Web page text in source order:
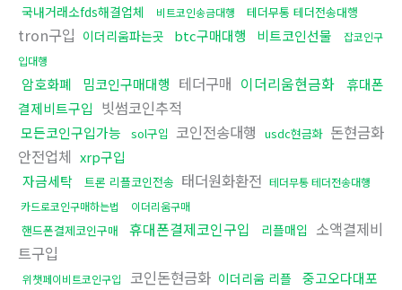
국내거래소fds해결업체 비트코인송금대행 테더무통 테더전송대행
tron구입 이더리움파는곳 btc구매대행 비트코인선물
잡코인구
입대행
암호화폐 밈코인구매대행 테더구매 이더리움현금화
휴대폰
결제비트구입 빗썸코인추적
모든코인구입가능 sol구입 코인전송대행 usdc현금화 돈현금화
안전업체 xrp구입
자금세탁
트론 리플코인전송 태더원화환전 테더무통 테더전송대행
카드로코인구매하는법
이더리움구매
핸드폰결제코인구매 휴대폰결제코인구입 리플매입 소액결제비
트구입
위챗페이비트코인구입 코인돈현금화 이더리움 리플 중고오다대포